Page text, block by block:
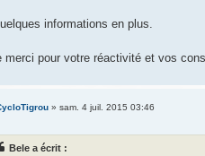
informations en plus.
merci pour votre réactivité et vos
» sam. 4 juil. 2015 03:46
Bele a écrit :